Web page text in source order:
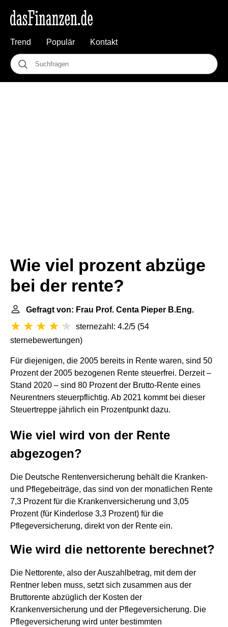
Trend Populär Kontakt
Wie viel prozent abzüge
bei der rente?
Gefragt von: Frau Prof. Centa Pieper B.Eng.
sternezahl: 4.2/5 (54
sternebewertungen)
Für diejenigen, die 2005 bereits in Rente waren, sind 50
Prozent der 2005 bezogenen Rente steuerfrei. Derzeit –
Stand 2020 – sind 80 Prozent der Brutto-Rente eines
Neurentners steuerpflichtig. Ab 2021 kommt bei dieser
Steuertreppe jährlich ein Prozentpunkt dazu.
Wie viel wird von der Rente
abgezogen?
Die Deutsche Rentenversicherung behält die Kranken-
und Pflegebeiträge, das sind von der monatlichen Rente
7,3 Prozent für die Krankenversicherung und 3,05
Prozent (für Kinderlose 3,3 Prozent) für die
Pflegeversicherung, direkt von der Rente ein.
Wie wird die nettorente berechnet?
Die Nettorente, also der Auszahlbetrag, mit dem der
Rentner leben muss, setzt sich zusammen aus der
Bruttorente abzüglich der Kosten der
Krankenversicherung und der Pflegeversicherung. Die
Pflegeversicherung wird unter bestimmten